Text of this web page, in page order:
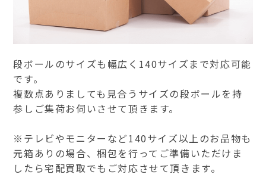
段ボールのサイズも幅広く140サイズまで対応可能
です。
複数点ありましても見合うサイズの段ボールを持
参しご集荷お伺いさせて頂きます。
※テレビやモニターなど140サイズ以上のお品物も
元箱ありの場合、梱包を行ってご準備いただけま
したら宅配買取でもご対応させて頂きます。